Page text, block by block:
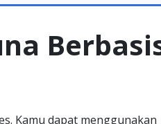
Kamu dapat menggunakan